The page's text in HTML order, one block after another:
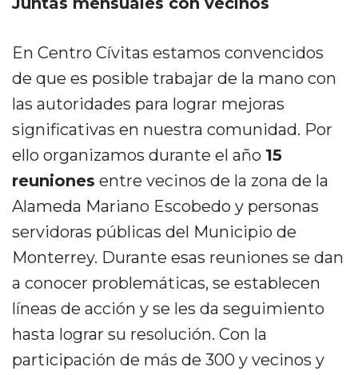
En Centro Cívitas estamos convencidos
de que es posible trabajar de la mano con
las autoridades para lograr mejoras
significativas en nuestra comunidad. Por
ello organizamos durante el año 15
reuniones entre vecinos de la zona de la
Alameda Mariano Escobedo y personas
servidoras públicas del Municipio de
Monterrey. Durante esas reuniones se dan
a conocer problemáticas, se establecen
líneas de acción y se les da seguimiento
hasta lograr su resolución. Con la
participación de más de 300 y vecinos y